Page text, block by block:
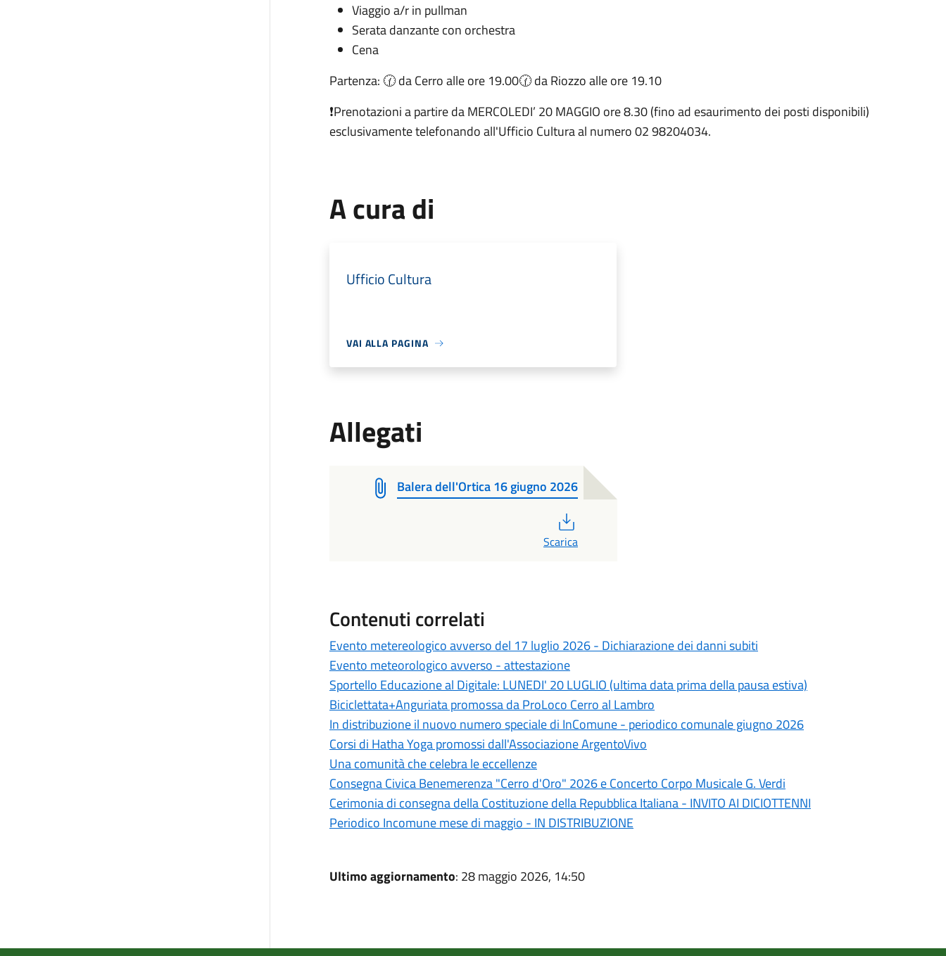
Viaggio a/r in pullman
Serata danzante con orchestra
Cena
Partenza: 🕜da Cerro alle ore 19.00🕜da Riozzo alle ore 19.10
❗Prenotazioni a partire da MERCOLEDI’ 20 MAGGIO ore 8.30 (fino ad esaurimento dei posti disponibili)
esclusivamente telefonando all'Ufficio Cultura al numero 02 98204034.
A cura di
Ufficio Cultura
VAI ALLA PAGINA
Allegati
Balera dell'Ortica 16 giugno 2026
Scarica
Contenuti correlati
Evento metereologico avverso del 17 luglio 2026 - Dichiarazione dei danni subiti
Evento meteorologico avverso - attestazione
Sportello Educazione al Digitale: LUNEDI' 20 LUGLIO (ultima data prima della pausa estiva)
Biciclettata+Anguriata promossa da ProLoco Cerro al Lambro
In distribuzione il nuovo numero speciale di InComune - periodico comunale giugno 2026
Corsi di Hatha Yoga promossi dall'Associazione ArgentoVivo
Una comunità che celebra le eccellenze
Consegna Civica Benemerenza "Cerro d'Oro" 2026 e Concerto Corpo Musicale G. Verdi
Cerimonia di consegna della Costituzione della Repubblica Italiana - INVITO AI DICIOTTENNI
Periodico Incomune mese di maggio - IN DISTRIBUZIONE
Ultimo aggiornamento: 28 maggio 2026, 14:50